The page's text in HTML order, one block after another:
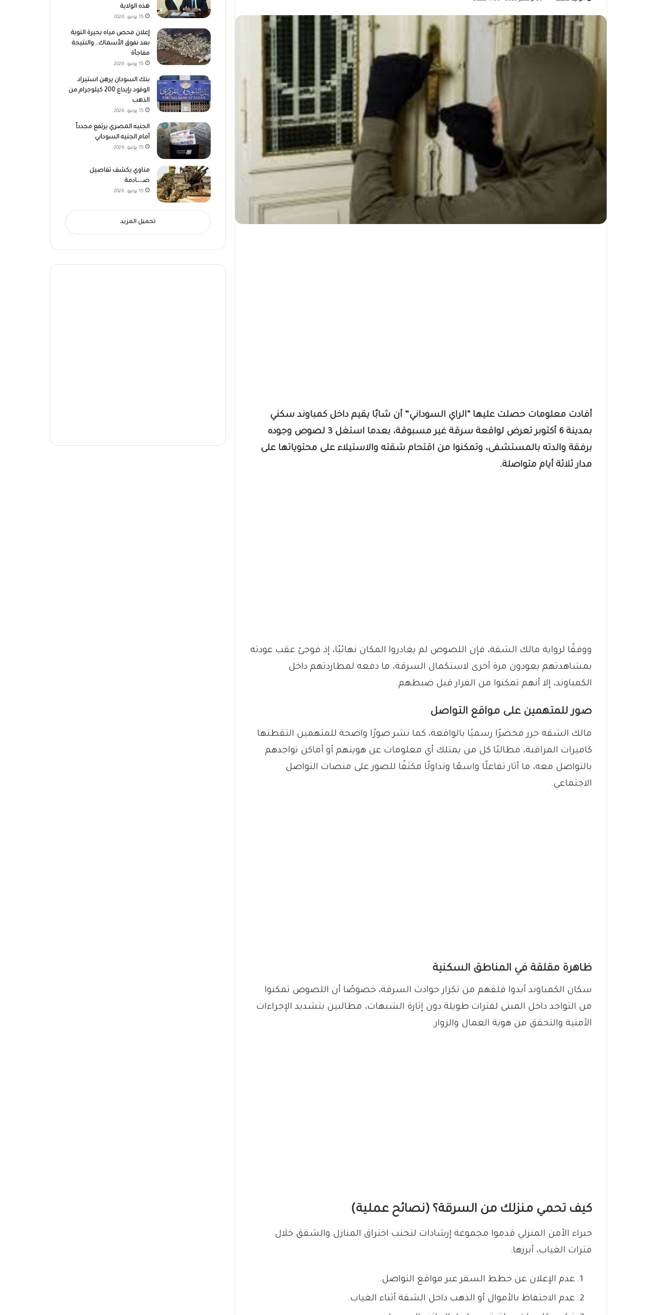
أفادت معلومات حصلت عليها “الراي السوداني” أن شابًا يقيم داخل كمباوند سكني
بمدينة 6 أكتوبر تعرض لواقعة سرقة غير مسبوقة، بعدما استغل 3 لصوص وجوده
برفقة والدته بالمستشفى، وتمكنوا من اقتحام شقته والاستيلاء على محتوياتها على
مدار ثلاثة أيام متواصلة.
ووفقًا لرواية مالك الشقة، فإن اللصوص لم يغادروا المكان نهائيًا، إذ فوجئ عقب عودته
بمشاهدتهم يعودون مرة أخرى لاستكمال السرقة، ما دفعه لمطاردتهم داخل
الكمباوند، إلا أنهم تمكنوا من الفرار قبل ضبطهم.
صور للمتهمين على مواقع التواصل
مالك الشقة حرر محضرًا رسميًا بالواقعة، كما نشر صورًا واضحة للمتهمين التقطتها
كاميرات المراقبة، مطالبًا كل من يمتلك أي معلومات عن هويتهم أو أماكن تواجدهم
بالتواصل معه، ما أثار تفاعلًا واسعًا وتداولًا مكثفًا للصور على منصات التواصل
الاجتماعي.
ظاهرة مقلقة في المناطق السكنية
سكان الكمباوند أبدوا قلقهم من تكرار حوادث السرقة، خصوصًا أن اللصوص تمكنوا
من التواجد داخل المبنى لفترات طويلة دون إثارة الشبهات، مطالبين بتشديد الإجراءات
الأمنية والتحقق من هوية العمال والزوار.
كيف تحمي منزلك من السرقة؟ (نصائح عملية)
خبراء الأمن المنزلي قدموا مجموعة إرشادات لتجنب اختراق المنازل والشقق خلال
فترات الغياب، أبرزها:
عدم الإعلان عن خطط السفر عبر مواقع التواصل.
عدم الاحتفاظ بالأموال أو الذهب داخل الشقة أثناء الغياب.
هذه الولاية
15 يونيو، 2026
إعلان فحص مياه بحيرة النوبة
بعد نفوق الأسماك.. والنتيجة
مفاجأة
15 يونيو، 2026
بنك السودان يرهن استيراد
الوقود بإيداع 200 كيلوجرام من
الذهب
15 يونيو، 2026
الجنيه المصري يرتفع مجدداً
أمام الجنيه السوداني
15 يونيو، 2026
مناوي يكشف تفاصيل
صـ،،ـادمة
15 يونيو، 2026
تحميل المزيد